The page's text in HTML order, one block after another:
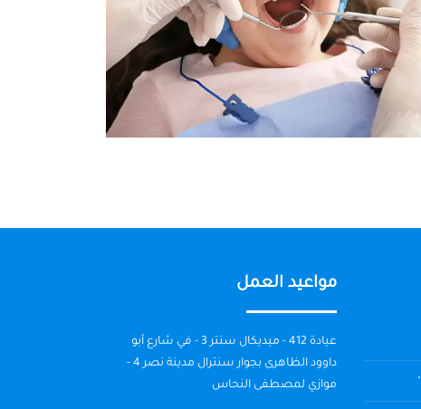
مواعيد العمل
عيادة 412 - ميديكال سنتر 3 - في شارع أبو
داوود الظاهرى بجوار سنترال مدينة نصر 4 -
موازي لمصطفى النحاس